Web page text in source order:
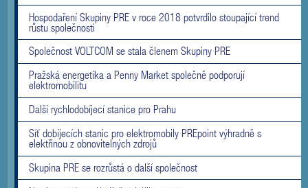
Hospodaření Skupiny PRE v roce 2018 potvrdilo stoupající trend
růstu společnosti
Společnost VOLTCOM se stala členem Skupiny PRE
Pražská energetika a Penny Market společně podporují
elektromobilitu
Další rychlodobíjecí stanice pro Prahu
Síť dobíjecích stanic pro elektromobily PREpoint výhradně s
elektřinou z obnovitelných zdrojů
Skupina PRE se rozrůstá o další společnost